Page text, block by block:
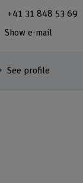
+41 31 848 53 69
Show e-mail
See profile